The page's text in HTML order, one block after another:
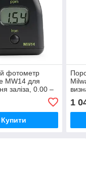
фотометр
MW14 для
заліза, 0.00 –
Купити
1